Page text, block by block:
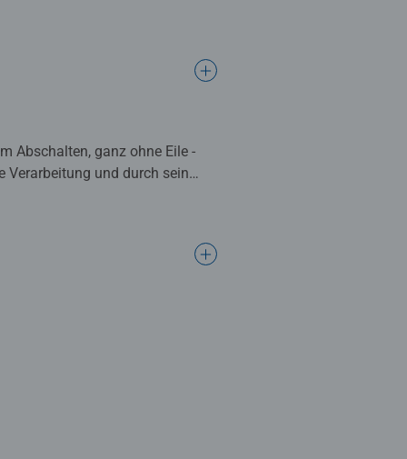
Abschalten, ganz ohne Eile -
Verarbeitung und durch sein
in der Puzzleproduktion und
und garantieren ein
bis zum ehrgeizigen Speed